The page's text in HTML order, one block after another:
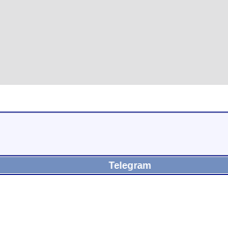
Telegram